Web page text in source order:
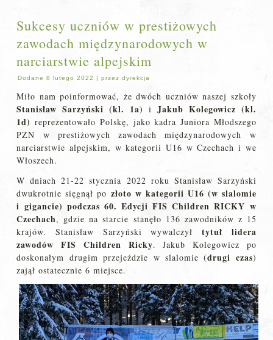
Sukcesy uczniów w prestiżowych
zawodach międzynarodowych w
narciarstwie alpejskim
Dodane 8 lutego 2022 |przez dyrekcja
Miło nam poinformować, że dwóch uczniów naszej szkoły
Stanisław Sarzyński (kl. 1a) i Jakub Kolegowicz (kl.
1d) reprezentowało Polskę, jako kadra Juniora Młodszego
PZN w prestiżowych zawodach międzynarodowych w
narciarstwie alpejskim, w kategorii U16 w Czechach i we
Włoszech.
W dniach 21-22 stycznia 2022 roku Stanisław Sarzyński
dwukrotnie sięgnął po złoto w kategorii U16 (w slalomie
i gigancie) podczas 60. Edycji FIS Children RICKY w
Czechach, gdzie na starcie stanęło 136 zawodników z 15
krajów. Stanisław Sarzyński wywalczył tytuł lidera
zawodów FIS Children Ricky. Jakub Kolegowicz po
doskonałym drugim przejeździe w slalomie (drugi czas)
zajął ostatecznie 6 miejsce.